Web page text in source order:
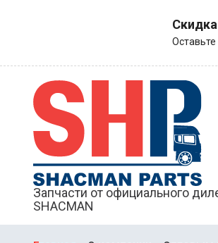
Оставьте
Запчасти от официального
SHACMAN